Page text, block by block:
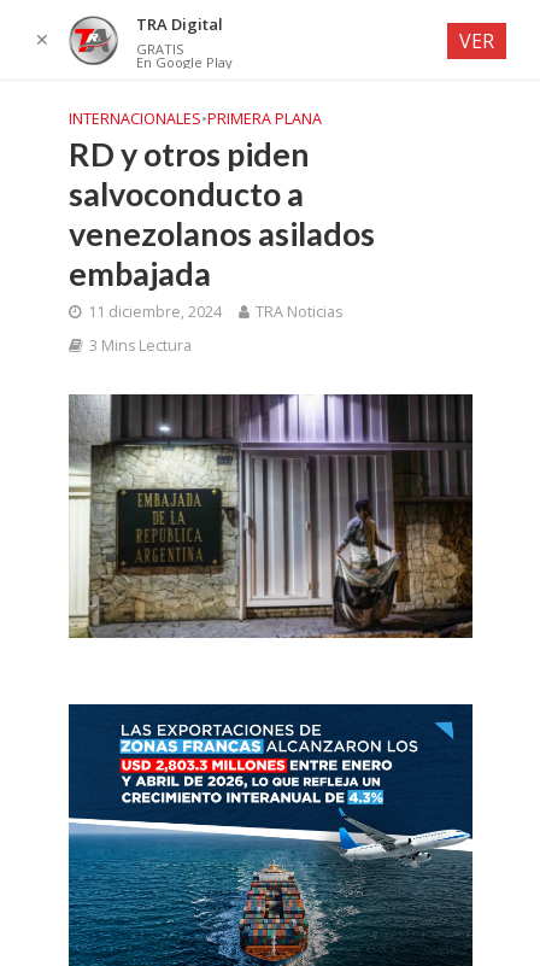
INTERNACIONALES•PRIMERA PLANA
RD y otros piden
salvoconducto a
venezolanos asilados
embajada
11 diciembre, 2024
TRA Noticias
3 Mins Lectura
✕
TRA Digital
GRATIS
En Google Play
VER